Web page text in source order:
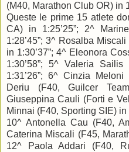
(M40, Marathon Club OR) in
Queste le prime 15 atlete
CA) in 1:25’25”; 2^
1:28’45”; 3^ Rosalba
in 1:30’37”; 4^ Eleonora
1:30’58”; 5^ Valeria
1:31’26”; 6^ Cinzia
Deriu (F40, Guilcer
Giuseppina Cauli (Forti e
Minnai (F40, Sporting SIE) in
10^ Antonella Cau (F40,
Caterina Miscali (F45,
12^ Paola Addari (F40,